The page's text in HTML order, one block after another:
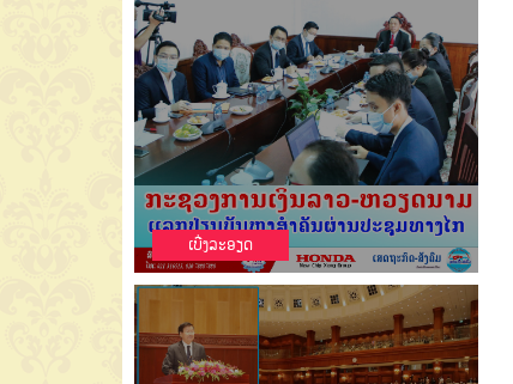
ເບີ່ງລະອຽດ